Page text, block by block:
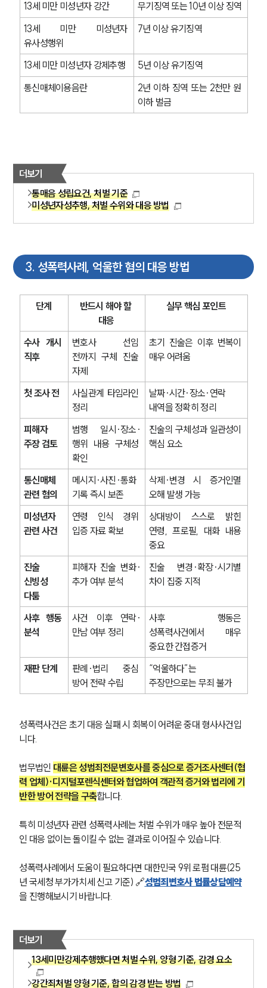
팀소개
팀소개
글로벌 파트너 로펌
고객의 소리
통합검색
AI대륜
업무사례
사례분석/최신동향
법률정보
법률지식인
업무분야
성범죄대응부 업무
전체
13세 미만 미성년자 강간
무기징역 또는 10년 이상 징역
13세 미만 미성년자
유사성행위
7년 이상 유기징역
13세 미만 미성년자 강제추행
5년 이상 유기징역
통신매체이용음란
2년 이하 징역 또는 2천만 원
이하 벌금
더보기
통매음 성립요건, 처벌 기준
미성년자성추행, 처벌 수위와 대응 방법
3. 성폭력사례, 억울한 혐의 대응 방법
단계
반드시 해야 할
대응
실무 핵심 포인트
수사 개시
직후
변호사 선임
전까지 구체 진술
자제
초기 진술은 이후 번복이
매우 어려움
첫 조사 전
사실관계 타임라인
정리
날짜·시간·장소·연락
내역을 정확히 정리
피해자
주장 검토
범행 일시·장소·
행위 내용 구체성
확인
진술의 구체성과 일관성이
핵심 요소
통신매체
관련 혐의
메시지·사진·통화
기록 즉시 보존
삭제·변경 시 증거인멸
오해 발생 가능
미성년자
관련 사건
연령 인식 경위
입증 자료 확보
상대방이 스스로 밝힌
연령, 프로필, 대화 내용
중요
진술
신빙성
다툼
피해자 진술 변화·
추가 여부 분석
진술 변경·확장·시기별
차이 집중 지적
사후 행동
분석
사건 이후 연락·
만남 여부 정리
사후 행동은
성폭력사건에서 매우
중요한 간접증거
재판 단계
판례·법리 중심
방어 전략 수립
“억울하다”는
주장만으로는 무죄 불가
성폭력사건은 초기 대응 실패 시 회복이 어려운 중대 형사사건입
니다.
법무법인 대륜은 성범죄전문변호사를 중심으로 증거조사센터(협
력 업체)·디지털포렌식센터와 협업하여 객관적 증거와 법리에 기
반한 방어 전략을 구축합니다.
특히 미성년자 관련 성폭력사례는 처벌 수위가 매우 높아 전문적
인 대응 없이는 돌이킬 수 없는 결과로 이어질 수 있습니다.
성폭력사례에서 도움이 필요하다면 대한민국 9위 로펌 대륜(25
년 국세청 부가가치세 신고 기준) 🔗성범죄변호사 법률상담예약
을 진행해보시기 바랍니다.
더보기
13세미만강제추행했다면 처벌 수위, 양형 기준, 감경 요소
강간죄처벌 양형 기준, 합의 감경 받는 방법